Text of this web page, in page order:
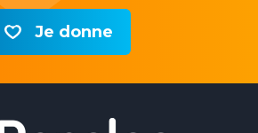
Je donne